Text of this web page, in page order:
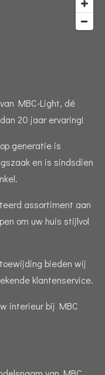
MBC-Light, dé
20 jaar ervaring!
generatie is
en is sindsdien
assortiment aan
om uw huis stijlvol
bieden wij
klantenservice.
interieur bij MBC